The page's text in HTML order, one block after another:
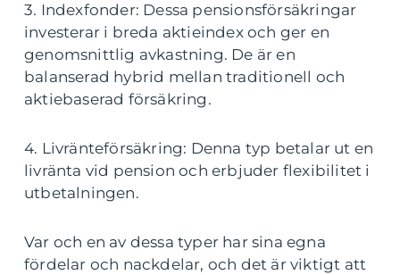
3. Indexfonder: Dessa pensionsförsäkringar
investerar i breda aktieindex och ger en
genomsnittlig avkastning. De är en
balanserad hybrid mellan traditionell och
aktiebaserad försäkring.
4. Livränteförsäkring: Denna typ betalar ut en
livränta vid pension och erbjuder flexibilitet i
utbetalningen.
Var och en av dessa typer har sina egna
fördelar och nackdelar, och det är viktigt att